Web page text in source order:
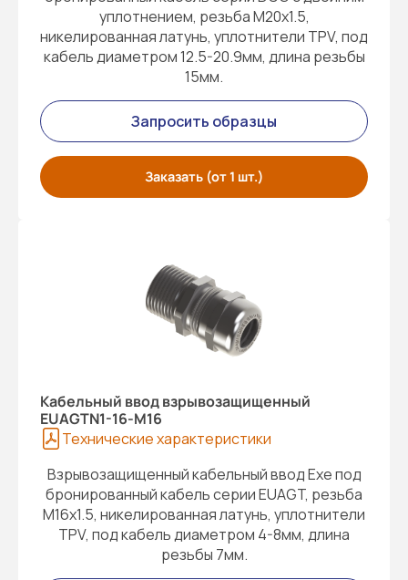
уплотнением, резьба M20x1.5,
никелированная латунь, уплотнители TPV, под
кабель диаметром 12.5-20.9мм, длина резьбы
15мм.
Запросить образцы
Заказать (от 1 шт.)
Кабельный ввод взрывозащищенный
EUAGTN1-16-M16
Технические характеристики
Взрывозащищенный кабельный ввод Exe под
бронированный кабель серии EUAGT, резьба
M16x1.5, никелированная латунь, уплотнители
TPV, под кабель диаметром 4-8мм, длина
резьбы 7мм.